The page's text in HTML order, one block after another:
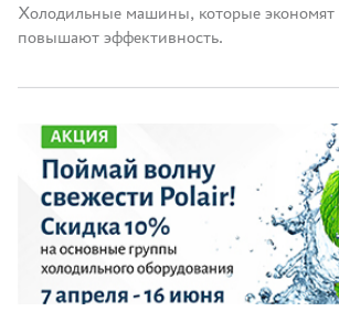
Холодильные машины, которые экономят
повышают эффективность.